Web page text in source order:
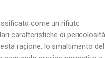
come un rifiuto
caratteristiche di pericolosità
ragione, lo smaltimento del